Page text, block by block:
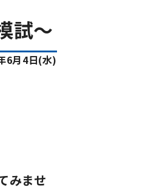
試～
6月4日(水)
みませ